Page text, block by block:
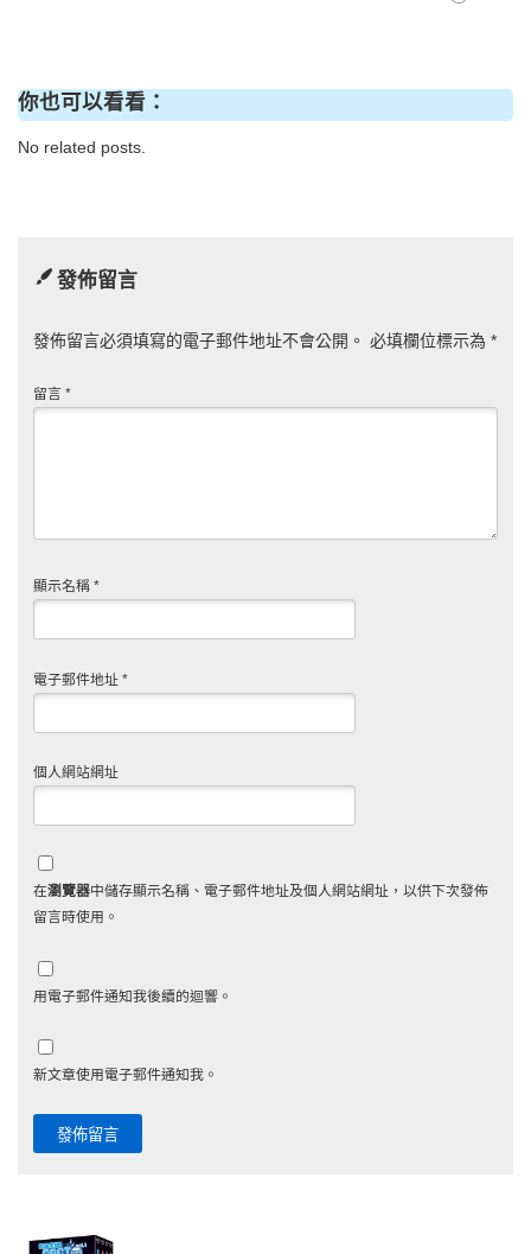
你也可以看看：
No related posts.
發佈留言
發佈留言必須填寫的電子郵件地址不會公開。 必填欄位標示為 *
留言 *
顯示名稱 *
電子郵件地址 *
個人網站網址
在瀏覽器中儲存顯示名稱、電子郵件地址及個人網站網址，以供下次發佈
留言時使用。
用電子郵件通知我後續的迴響。
新文章使用電子郵件通知我。